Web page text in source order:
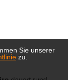
Sie unserer
zu.